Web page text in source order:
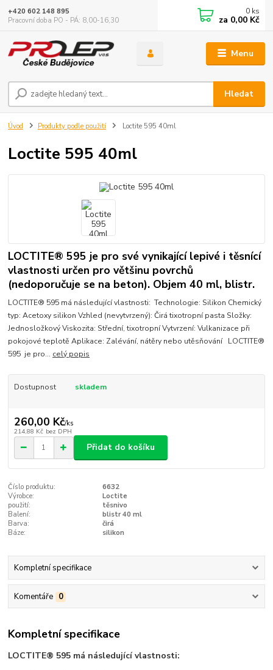
Menu
Hledat
+420 602 148 895
Pracovní doba PO - PÁ: 8,00-16,30
0 ks
za 0,00 Kč
Úvod Produkty podle použití Loctite 595 40ml
Loctite 595 40ml
LOCTITE® 595 je pro své vynikající lepivé i těsnící
vlastnosti určen pro většinu povrchů
(nedoporučuje se na beton). Objem 40 ml, blistr.
LOCTITE® 595 má následující vlastnosti: Technologie: Silikon Chemický
typ: Acetoxy silikon Vzhled (nevytvrzený): Čirá tixotropní pasta Složky:
Jednosložkový Viskozita: Střední, tixotropní Vytvrzení: Vulkanizace při
pokojové teplotě Aplikace: Zalévání, nátěry nebo utěsňování LOCTITE®
595 je pro... celý popis
Dostupnost skladem
260,00 Kč/ks
214,88 Kč bez DPH
Přidat do košíku
Číslo produktu:
6632
Výrobce:
Loctite
použití:
těsnivo
Balení:
blistr 40 ml
Barva:
čirá
Báze:
silikon
Kompletní specifikace
Komentáře 0
Kompletní specifikace
LOCTITE® 595 má následující vlastnosti: